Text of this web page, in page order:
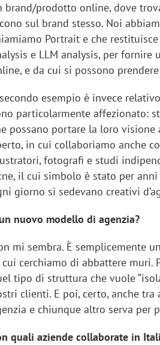
brand/prodotto online, dove
sul brand stesso. Noi
Portrait e che
e LLM analysis, per
e da cui si possono
esempio è invece
particolarmente affezionato:
possano portare la loro
in cui collaboriamo anche
fotografi e studi
il cui simbolo è stato per
giorno si sedevano creativi
nuovo modello di agenzia?
mi sembra. È semplicemente
cerchiamo di abbattere muri.
tipo di struttura che vuole
clienti. E poi, certo, anche
e chiunque altro serva per
quali aziende collaborate in
Emanuele Viora di Deloitte
«La creatività resta centrale,
amplificare il talento»